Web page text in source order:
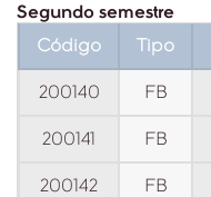
Segundo semestre
Código
Tipo
200140 FB
200141 FB
200142 FB